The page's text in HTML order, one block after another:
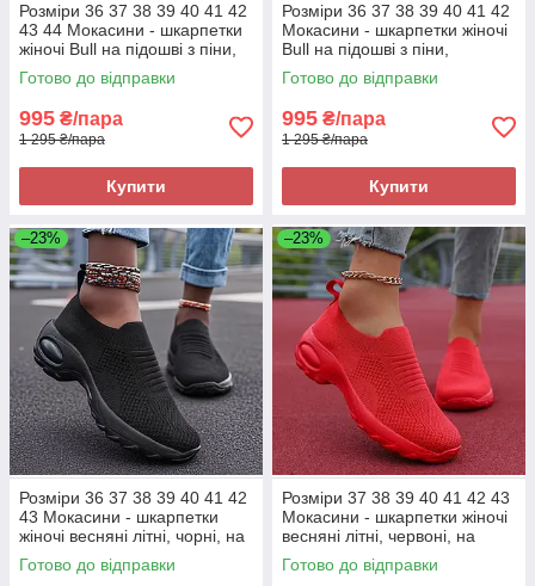
Розміри 36 37 38 39 40 41 42
43 44 Мокасини - шкарпетки
жіночі Bull на підошві з піни,
текстиль, помаранчеві, легкі
та зручні
Готово до відправки
995 ₴/пара
1 295 ₴/пара
Купити
Розміри 36 37 38 39 40 41 42
Мокасини - шкарпетки жіночі
Bull на підошві з піни,
текстиль, хакі бежеві, легкі та
зручні
Готово до відправки
995 ₴/пара
1 295 ₴/пара
Купити
–23%
Розміри 36 37 38 39 40 41 42
43 Мокасини - шкарпетки
жіночі весняні літні, чорні, на
підошві з піни, текстиль, легкі
та зручні
Готово до відправки
–23%
Розміри 37 38 39 40 41 42 43
Мокасини - шкарпетки жіночі
весняні літні, червоні, на
підошві з піни, текстиль, легкі
та зручні
Готово до відправки